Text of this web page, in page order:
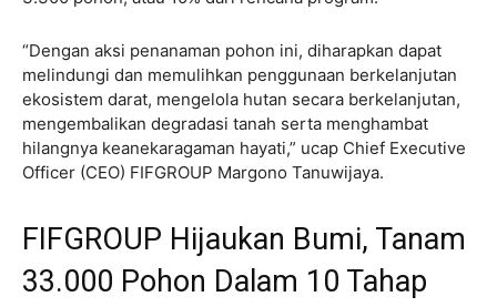
“Dengan aksi penanaman pohon ini, diharapkan dapat
melindungi dan memulihkan penggunaan berkelanjutan
ekosistem darat, mengelola hutan secara berkelanjutan,
mengembalikan degradasi tanah serta menghambat
hilangnya keanekaragaman hayati,” ucap Chief Executive
Officer (CEO) FIFGROUP Margono Tanuwijaya.
FIFGROUP Hijaukan Bumi, Tanam
33.000 Pohon Dalam 10 Tahap